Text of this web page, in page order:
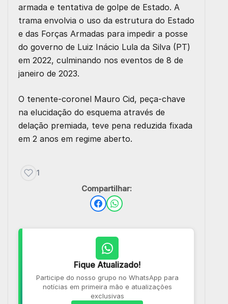
armada e tentativa de golpe de Estado. A
trama envolvia o uso da estrutura do Estado
e das Forças Armadas para impedir a posse
do governo de Luiz Inácio Lula da Silva (PT)
em 2022, culminando nos eventos de 8 de
janeiro de 2023.
O tenente-coronel Mauro Cid, peça-chave
na elucidação do esquema através de
delação premiada, teve pena reduzida fixada
em 2 anos em regime aberto.
1
Compartilhar:
Fique Atualizado!
Participe do nosso grupo no WhatsApp para
notícias em primeira mão e atualizações
exclusivas